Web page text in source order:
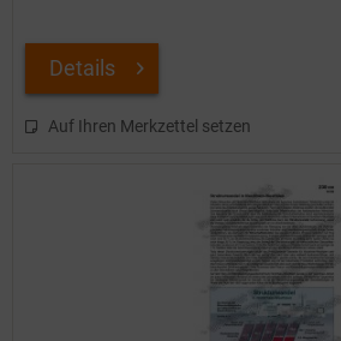
Details
Auf Ihren Merkzettel setzen